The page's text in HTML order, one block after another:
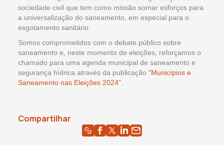
sociedade civil que tem como missão somar esforços para
a universalização do saneamento, em especial para o
esgotamento sanitário.
Somos comprometidos com o debate público sobre
saneamento e, neste momento de eleições, reforçamos o
chamado para uma agenda municipal de saneamento e
segurança hídrica através da publicação “Municípios e
Saneamento nas Eleições 2024”
Compartilhar